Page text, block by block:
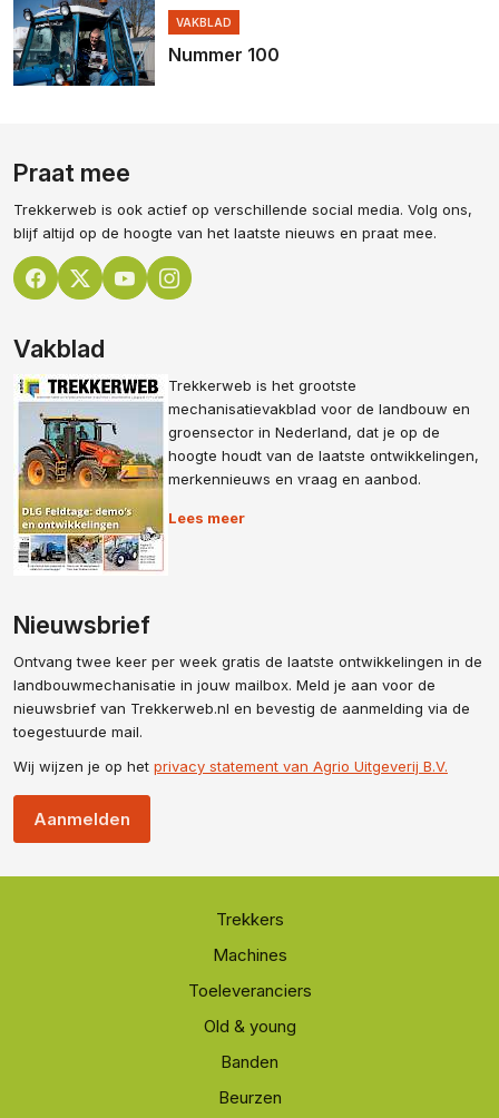
VAKBLAD
Nummer 100
Praat mee
Trekkerweb is ook actief op verschillende social media. Volg ons,
blijf altijd op de hoogte van het laatste nieuws en praat mee.
Vakblad
Trekkerweb is het grootste
mechanisatievakblad voor de landbouw en
groensector in Nederland, dat je op de
hoogte houdt van de laatste ontwikkelingen,
merkennieuws en vraag en aanbod.
Lees meer
Nieuwsbrief
Ontvang twee keer per week gratis de laatste ontwikkelingen in de
landbouwmechanisatie in jouw mailbox. Meld je aan voor de
nieuwsbrief van Trekkerweb.nl en bevestig de aanmelding via de
toegestuurde mail.
Wij wijzen je op het privacy statement van Agrio Uitgeverij B.V.
Aanmelden
Trekkers
Machines
Toeleveranciers
Old & young
Banden
Beurzen